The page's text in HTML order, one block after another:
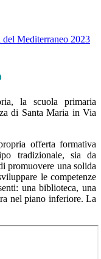
Mediterraneo 2023
la scuola primaria
di Santa Maria in Via
offerta formativa
tradizionale, sia da
promuovere una solida
le competenze
una biblioteca, una
nel piano inferiore. La